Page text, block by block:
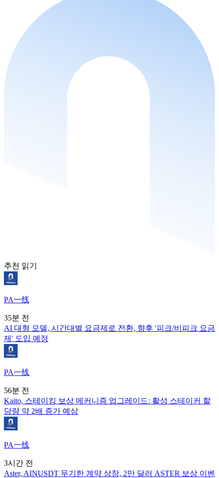
추천 읽기
PA一线
35분 전
AI 대형 모델, 시간대별 요금제로 전환, 향후 '피크/비피크 요금
제' 도입 예정
PA一线
56분 전
Kaito, 스테이킹 보상 메커니즘 업그레이드: 활성 스테이커 할
당량 약 2배 증가 예상
PA一线
3시간 전
Aster, AINUSDT 무기한 계약 상장, 2만 달러 ASTER 보상 이벤